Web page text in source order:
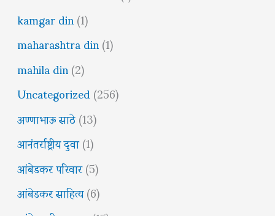
kamgar din(1)
maharashtra din(1)
mahila din(2)
Uncategorized(256)
अण्णाभाऊ साठे(13)
आनंतर्राष्ट्रीय दुवा(1)
आंबेडकर परिवार(5)
आंबेडकर साहित्य(6)